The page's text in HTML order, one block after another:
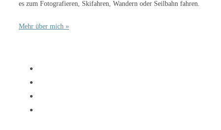
es zum Fotografieren, Skifahren, Wandern oder Seilbahn fahren.
Mehr über mich »